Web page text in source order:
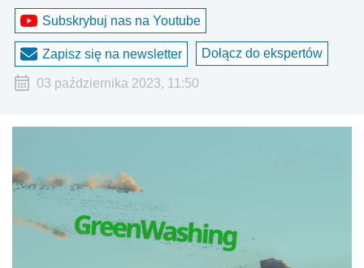
Subskrybuj nas na Youtube
Zapisz się na newsletter Dołącz do ekspertów
03 października 2023, 11:50